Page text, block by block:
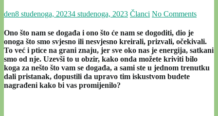
den8 studenoga, 20234 studenoga, 2023 Članci No Comments
Ono što nam se događa i ono što će nam se dogoditi, dio je
onoga što smo svjesno ili nesvjesno kreirali, prizvali, očekivali.
To već i ptice na grani znaju, jer sve oko nas je energija, satkani
smo od nje. Uzevši to u obzir, kako onda možete kriviti bilo
koga za nešto što vam se događa, a sami ste u jednom trenutku
dali pristanak, dopustili da upravo tim iskustvom budete
nagrađeni kako bi vas promijenilo?